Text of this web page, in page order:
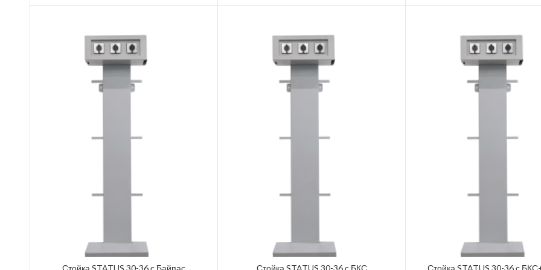
Стойка STATUS 30-36 с Байпас Стойка STATUS 30-36 с БКС Стойка STATUS 30-36 с